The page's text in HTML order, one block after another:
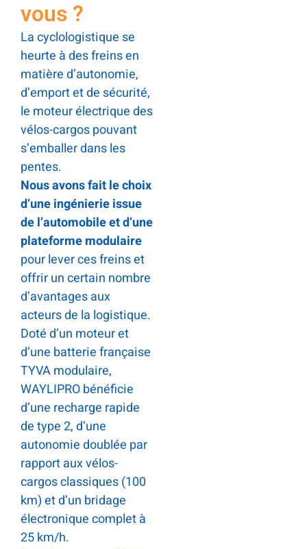
vous ?
La cyclologistique se
heurte à des freins en
matière d’autonomie,
d’emport et de sécurité,
le moteur électrique des
vélos-cargos pouvant
s’emballer dans les
pentes.
Nous avons fait le choix
d’une ingénierie issue
de l’automobile et d’une
plateforme modulaire
pour lever ces freins et
offrir un certain nombre
d’avantages aux
acteurs de la logistique.
Doté d’un moteur et
d’une batterie française
TYVA modulaire,
WAYLIPRO bénéficie
d’une recharge rapide
de type 2, d’une
autonomie doublée par
rapport aux vélos-
cargos classiques (100
km) et d’un bridage
électronique complet à
25 km/h.